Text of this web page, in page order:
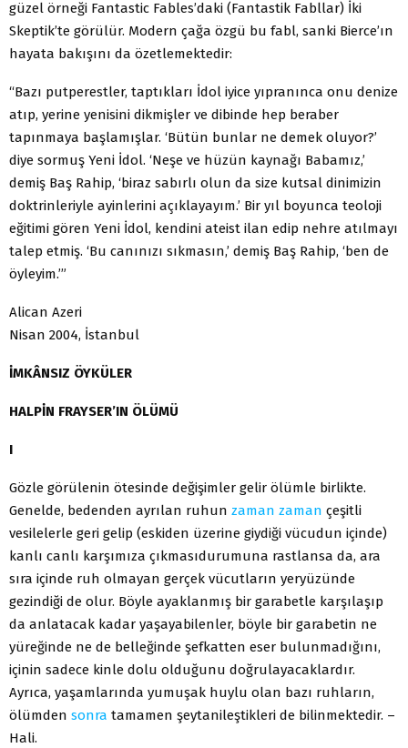
güzel örneği Fantastic Fables’daki (Fantastik Fabllar) İki
Skeptik’te görülür. Modern çağa özgü bu fabl, sanki Bierce’ın
hayata bakışını da özetlemektedir:
“Bazı putperestler, taptıkları İdol iyice yıpranınca onu denize
atıp, yerine yenisini dikmişler ve dibinde hep beraber
tapınmaya başlamışlar. ‘Bütün bunlar ne demek oluyor?’
diye sormuş Yeni İdol. ‘Neşe ve hüzün kaynağı Babamız,’
demiş Baş Rahip, ‘biraz sabırlı olun da size kutsal dinimizin
doktrinleriyle ayinlerini açıklayayım.’ Bir yıl boyunca teoloji
eğitimi gören Yeni İdol, kendini ateist ilan edip nehre atılmayı
talep etmiş. ‘Bu canınızı sıkmasın,’ demiş Baş Rahip, ‘ben de
öyleyim.’”
Alican Azeri
Nisan 2004, İstanbul
İMKÂNSIZ ÖYKÜLER
HALPİN FRAYSER’IN ÖLÜMÜ
I
Gözle görülenin ötesinde değişimler gelir ölümle birlikte.
Genelde, bedenden ayrılan ruhun zaman zaman çeşitli
vesilelerle geri gelip (eskiden üzerine giydiği vücudun içinde)
kanlı canlı karşımıza çıkmasıdurumuna rastlansa da, ara
sıra içinde ruh olmayan gerçek vücutların yeryüzünde
gezindiği de olur. Böyle ayaklanmış bir garabetle karşılaşıp
da anlatacak kadar yaşayabilenler, böyle bir garabetin ne
yüreğinde ne de belleğinde şefkatten eser bulunmadığını,
içinin sadece kinle dolu olduğunu doğrulayacaklardır.
Ayrıca, yaşamlarında yumuşak huylu olan bazı ruhların,
ölümden sonra tamamen şeytanileştikleri de bilinmektedir. –
Hali.